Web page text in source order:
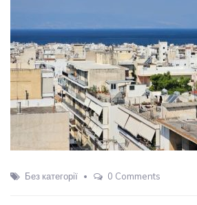
Без категорії 0 Comments